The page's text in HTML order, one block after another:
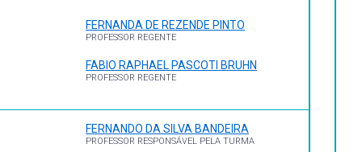
Diseases, 568 p., 1979.
FERNANDA DE REZENDE PINTO
PROFESSOR REGENTE
FABIO RAPHAEL PASCOTI BRUHN
PROFESSOR REGENTE
FERNANDO DA SILVA BANDEIRA
PROFESSOR RESPONSÁVEL PELA TURMA